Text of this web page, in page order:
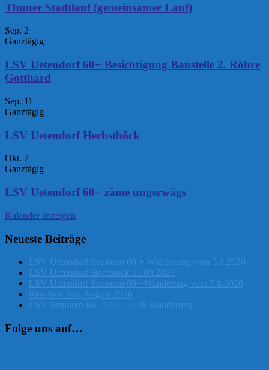
Thuner Stadtlauf (gemeinsamer Lauf)
Sep. 2
Ganztägig
LSV Uetendorf 60+ Besichtigung Baustelle 2. Röhre
Gotthard
Sep. 11
Ganztägig
LSV Uetendorf Herbsthöck
Okt. 7
Ganztägig
LSV Uetendorf 60+ zäme ungerwägs
Kalender anzeigen
Neueste Beiträge
LSV Uetendorf Senioren 60 + Wanderung vom 5.8.2026
LSV Uetendorf Herbstöck 11.09.2026
LSV Uetendorf Senioren 60+ Wanderung vom 5.8.2026
Resultate Juli, August 2026
LSV Senioren 60+ 01.07.2026 Wanderung
Folge uns auf…